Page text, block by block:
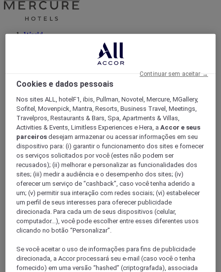
World
Selestat
Cookies e dados pessoais
Nos sites ALL, hotelF1, ibis, Pullman, Novotel, Mercure, MGallery,
Sofitel, Movenpick, Mantra, Resorts, Business Travel, Meetings,
Travelpros, Restaurants & Bars, Spa, Apartments & Villas,
Activities & Events, Limitless Experiences e Hera, aAccor e seus
parceiros desejam armazenar ou acessar informações em seu
dispositivo para: (i) garantir o funcionamento dos sites e fornecer
os serviços solicitados por você (estes não podem ser
recusados); (ii) melhorar e personalizar as funcionalidades dos
sites; (iii) medir a audiência e o desempenho dos sites; (iv)
oferecer um serviço de “cashback”, caso você tenha aderido a
um; (v) permitir sua interação com redes sociais; (vi) estabelecer
um perfil de seus interesses para oferecer publicidade
direcionada. Para cada um de seus dispositivos (celular,
computador...), você pode escolher entre esses diferentes usos
clicando no botão “Personalizar”.
Se você aceitar o uso de informações para fins de publicidade
direcionada, a Accor processará seu e-mail (caso você o tenha
fornecido) em uma versão “hashed” (criptografada), associada
Continuar sem aceitar →